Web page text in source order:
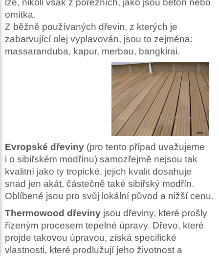
omítka.
Z běžně používaných dřevin, z kterých je
zabarvující olej vyplavován, jsou to zejména:
massaranduba, kapur, merbau, bangkirai.
Evropské dřeviny (pro tento případ uvažujeme
i o sibiřském modřínu) samozřejmě nejsou tak
kvalitní jako ty tropické, jejich kvalit dosahuje
snad jen akát, částečně také sibiřský modřín.
Oblíbené jsou pro svůj lokální původ a nižší cenu.
Thermowood dřeviny jsou dřeviny, které prošly
řízeným procesem tepelné úpravy. Dřevo, které
projde takovou úpravou, získá specifické
vlastnosti, které prodlužují jeho životnost a